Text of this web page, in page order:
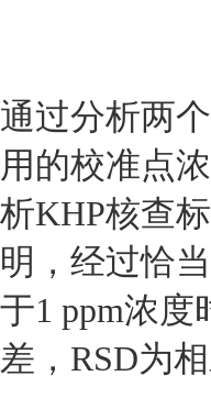
通过分析两
用的校准点
析KHP核查
明，经过恰
于1 ppm浓
差，RSD为